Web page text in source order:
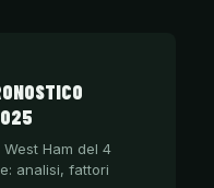
Ham del 4
analisi, fattori